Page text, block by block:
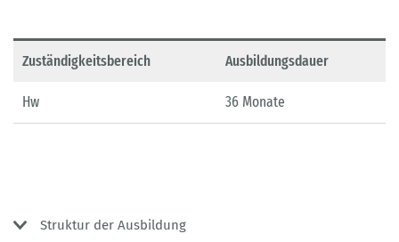
Zuständigkeitsbereich Ausbildungsdauer
Hw 36 Monate
Struktur der Ausbildung